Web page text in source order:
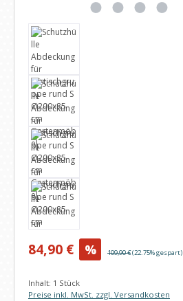
Verkaufspreis:
84,90 € % Regulärer Preis:
109,90 €(22.75% gespart)
Inhalt: 1 Stück
Preise inkl. MwSt. zzgl. Versandkosten